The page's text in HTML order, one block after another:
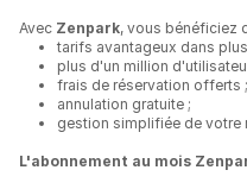
Avec Zenpark, vous bénéficiez
tarifs avantageux dans
plus d'un million
frais de réservation offerts ;
annulation gratuite ;
gestion simplifiée de votre
L'abonnement au mois